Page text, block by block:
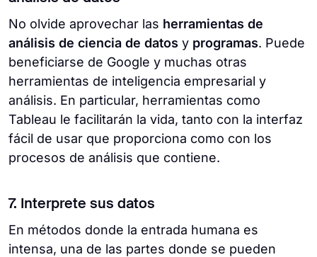
No olvide aprovechar las herramientas de
análisis de ciencia de datos y programas. Puede
beneficiarse de Google y muchas otras
herramientas de inteligencia empresarial y
análisis. En particular, herramientas como
Tableau le facilitarán la vida, tanto con la interfaz
fácil de usar que proporciona como con los
procesos de análisis que contiene.
7. Interprete sus datos
En métodos donde la entrada humana es
intensa, una de las partes donde se pueden